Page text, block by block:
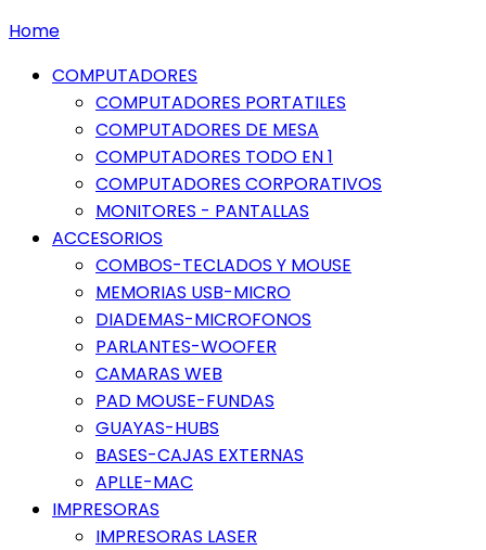
Home
COMPUTADORES
COMPUTADORES PORTATILES
COMPUTADORES DE MESA
COMPUTADORES TODO EN 1
COMPUTADORES CORPORATIVOS
MONITORES - PANTALLAS
ACCESORIOS
COMBOS-TECLADOS Y MOUSE
MEMORIAS USB-MICRO
DIADEMAS-MICROFONOS
PARLANTES-WOOFER
CAMARAS WEB
PAD MOUSE-FUNDAS
GUAYAS-HUBS
BASES-CAJAS EXTERNAS
APLLE-MAC
IMPRESORAS
IMPRESORAS LASER